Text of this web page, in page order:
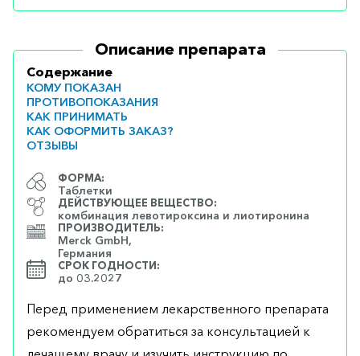
Описание препарата
Содержание
КОМУ ПОКАЗАН
ПРОТИВОПОКАЗАНИЯ
КАК ПРИНИМАТЬ
КАК ОФОРМИТЬ ЗАКАЗ?
ОТЗЫВЫ
ФОРМА:
Таблетки
ДЕЙСТВУЮЩЕЕ ВЕЩЕСТВО:
комбинация левотироксина и лиотиронина
ПРОИЗВОДИТЕЛЬ:
Merck GmbH,
Германия
СРОК ГОДНОСТИ:
до 03.2027
Перед применением лекарственного препарата
рекомендуем обратиться за консультацией к